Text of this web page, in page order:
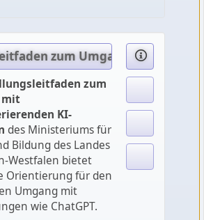
zum Umgang mit
zum
mit
KI-
des Ministeriums für
Bildung des Landes
Westfalen bietet
Orientierung für den
Umgang mit
wie ChatGPT.